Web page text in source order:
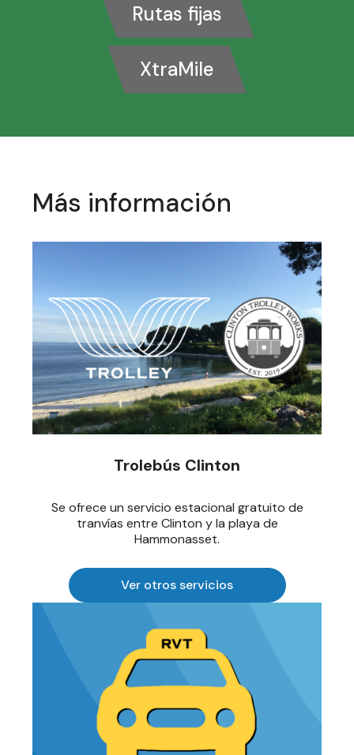
Rutas fijas
XtraMile
Más información
Trolebús Clinton
Se ofrece un servicio estacional gratuito de
tranvías entre Clinton y la playa de
Hammonasset.
Ver otros servicios